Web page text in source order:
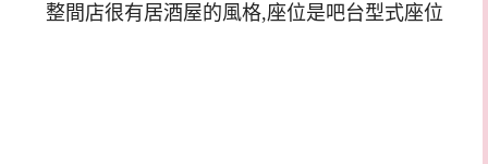
整間店很有居酒屋的風格,座位是吧台型式座位